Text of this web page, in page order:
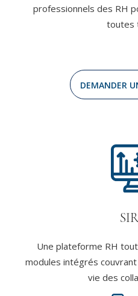
professionnels des RH
toutes
DEMANDER
Une plateforme RH
modules intégrés
vie des